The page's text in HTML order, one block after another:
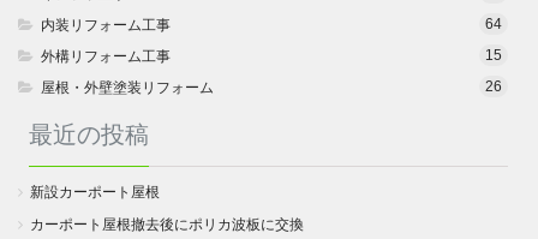
内装リフォーム工事
64
外構リフォーム工事
15
屋根・外壁塗装リフォーム
26
最近の投稿
新設カーポート屋根
カーポート屋根撤去後にポリカ波板に交換